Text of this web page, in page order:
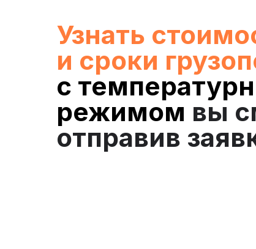
Узнать
и сроки
с
режимом вы
отправив